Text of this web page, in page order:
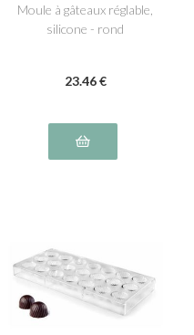
Moule à gâteaux réglable,
silicone - rond
23.46 €